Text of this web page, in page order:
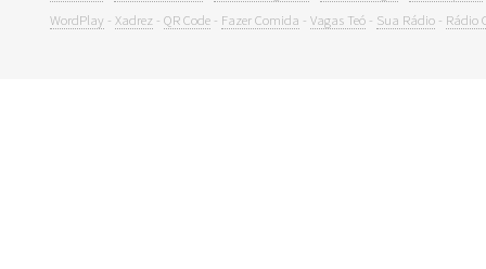
WordPlay - Xadrez- QR Code- Fazer Comida - Vagas Teó- Sua Rádio- Rádio